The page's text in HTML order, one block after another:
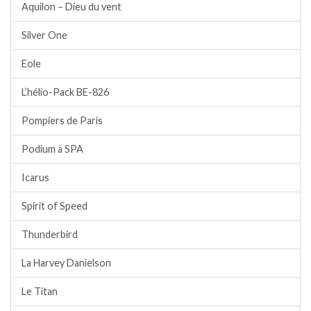
Aquilon – Dieu du vent
Silver One
Eole
L’hélio-Pack BE-826
Pompiers de Paris
Podium à SPA
Icarus
Spirit of Speed
Thunderbird
La Harvey Danielson
Le Titan